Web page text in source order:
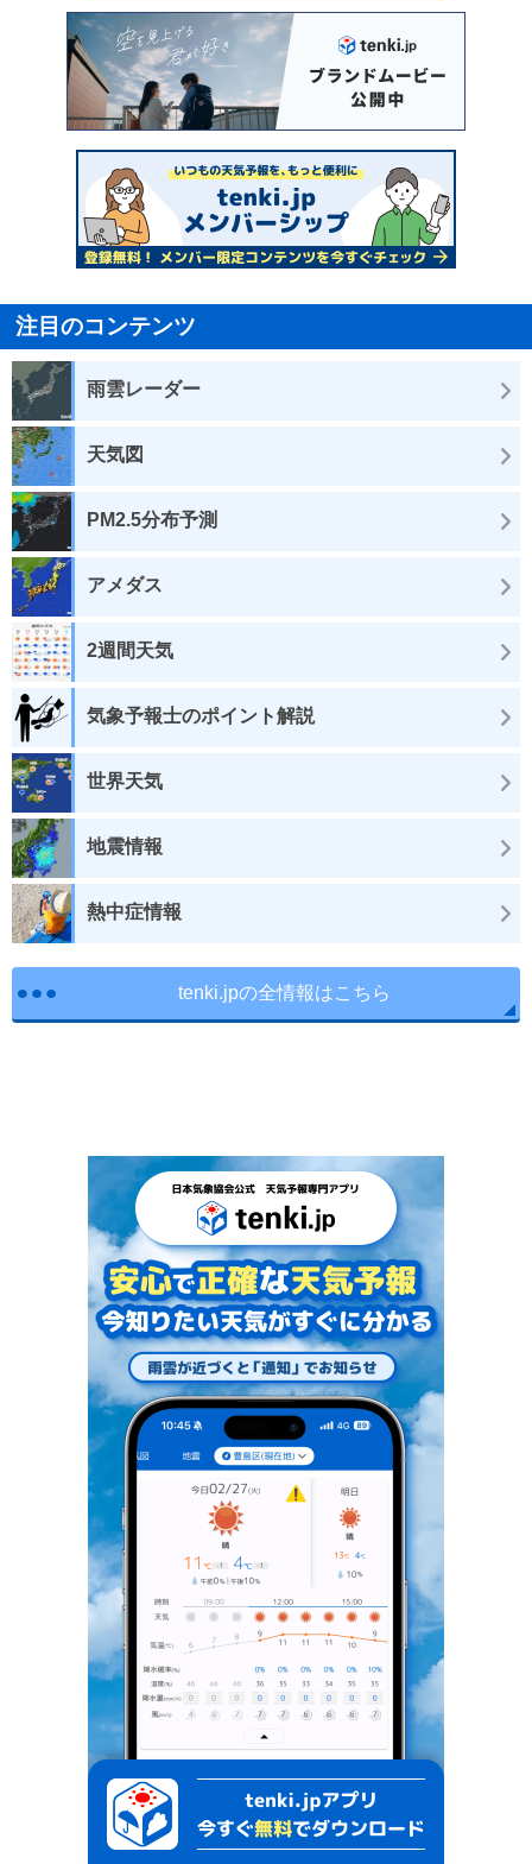
注目のコンテンツ
雨雲レーダー
天気図
PM2.5分布予測
アメダス
2週間天気
気象予報士のポイント解説
世界天気
地震情報
熱中症情報
tenki.jpの全情報はこちら